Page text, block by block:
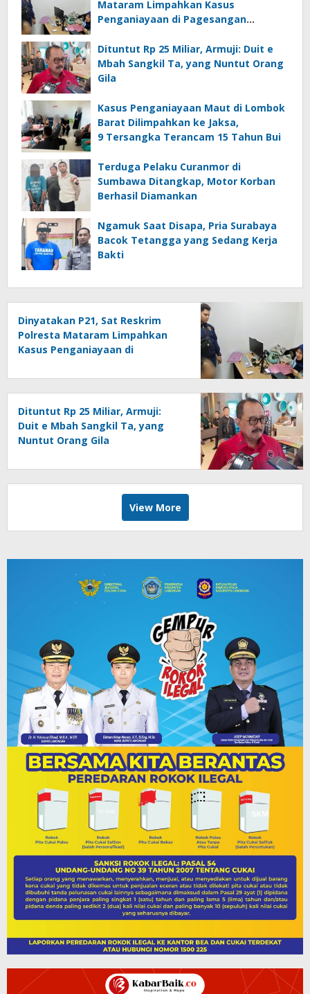
Mataram Limpahkan Kasus
Penganiayaan di Pagesangan
Dituntut Rp 25 Miliar, Armuji: Duit e
Mbah Sangkil Ta, yang Nuntut Orang
Gila
Kasus Penganiayaan Maut di Lombok
Barat Dilimpahkan ke Jaksa,
9 Tersangka Terancam 15 Tahun Bui
Terduga Pelaku Curanmor di
Sumbawa Ditangkap, Motor Korban
Berhasil Diamankan
Ngamuk Saat Disapa, Pria Surabaya
Bacok Tetangga yang Sedang Kerja
Bakti
Dinyatakan P21, Sat Reskrim
Polresta Mataram Limpahkan
Kasus Penganiayaan di
Dituntut Rp 25 Miliar, Armuji:
Duit e Mbah Sangkil Ta, yang
Nuntut Orang Gila
View More